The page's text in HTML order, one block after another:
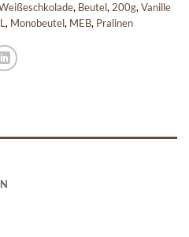
, Beutel, 200g, Vanille
, Monobeutel, MEB, Pralinen